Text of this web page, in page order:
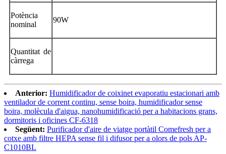
Potència
nominal
90W
Quantitat de
càrrega
Anterior: Humidificador de coixinet evaporatiu estacionari amb
ventilador de corrent continu, sense boira, humidificador sense
boira, molècula d'aigua, nanohumidificació per a habitacions grans,
dormitoris i oficines CF-6318
Següent: Purificador d'aire de viatge portàtil Comefresh per a
cotxe amb filtre HEPA sense fil i difusor per a olors de pols AP-
C1010BL